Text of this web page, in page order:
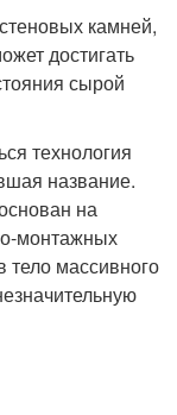
камней,
достигать
сырой
технология
название.
на
монтажных
тело массивного